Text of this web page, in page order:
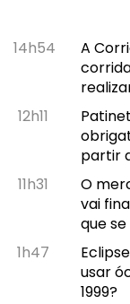
14h54
A
12h11
partir
11h31
O
vai
que
1h47
usar
1999?